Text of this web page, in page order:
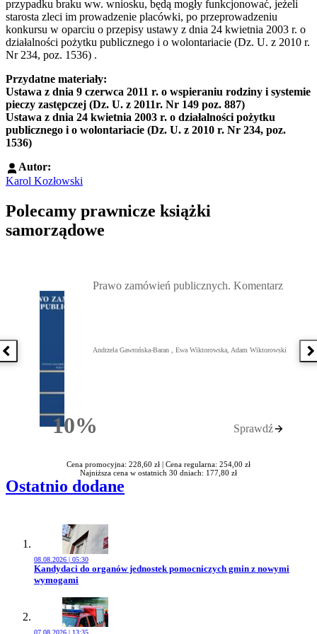
przypadku braku ww. wniosku, będą mogły funkcjonować, jeżeli
starosta zleci im prowadzenie placówki, po przeprowadzeniu
konkursu w oparciu o przepisy ustawy z dnia 24 kwietnia 2003 r. o
działalności pożytku publicznego i o wolontariacie (Dz. U. z 2010 r.
Nr 234, poz. 1536) .
Przydatne materiały:
Ustawa z dnia 9 czerwca 2011 r. o wspieraniu rodziny i systemie
pieczy zastępczej (Dz. U. z 2011r. Nr 149 poz. 887)
Ustawa z dnia 24 kwietnia 2003 r. o działalności pożytku
publicznego i o wolontariacie (Dz. U. z 2010 r. Nr 234, poz.
1536)
Autor:
Karol Kozłowski
Polecamy prawnicze książki
samorządowe
Poprzednia książka
10%Rabatu
Prawo zamówień publicznych. Komentarz
Andrzela Gawrońska-Baran , Ewa Wiktorowska, Adam Wiktorowski
Sprawdź
Cena promocyjna: 228,60 zł | Cena regularna: 254,00 zł
Najniższa cena w ostatnich 30 dniach: 177,80 zł
Ostatnio dodane
08.08.2026 | 05:30
Przejdź do artykułu:
Kandydaci do organów jednostek pomocniczych gmin z nowymi
wymogami
07.08.2026 | 13:35